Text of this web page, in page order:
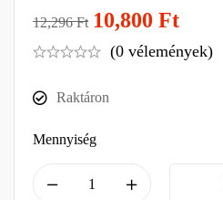
12,296Ft 10,800 Ft
(0 vélemények)
Raktáron
Mennyiség